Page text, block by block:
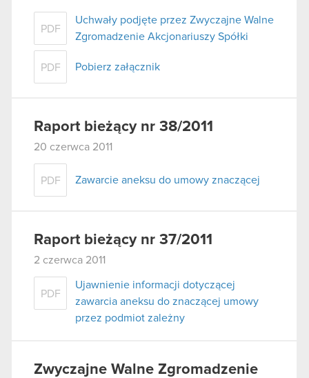
PDF
Uchwały podjęte przez Zwyczajne Walne
Zgromadzenie Akcjonariuszy Spółki
PDF Pobierz załącznik
Raport bieżący nr 38/2011
20 czerwca 2011
PDF Zawarcie aneksu do umowy znaczącej
Raport bieżący nr 37/2011
2 czerwca 2011
PDF
Ujawnienie informacji dotyczącej
zawarcia aneksu do znaczącej umowy
przez podmiot zależny
Zwyczajne Walne Zgromadzenie